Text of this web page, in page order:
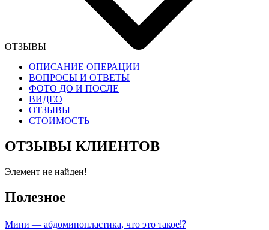
ОТЗЫВЫ
ОПИСАНИЕ ОПЕРАЦИИ
ВОПРОСЫ И ОТВЕТЫ
ФОТО ДО И ПОСЛЕ
ВИДЕО
ОТЗЫВЫ
СТОИМОСТЬ
ОТЗЫВЫ КЛИЕНТОВ
Элемент не найден!
Полезное
Мини — абдоминопластика, что это такое⁉️